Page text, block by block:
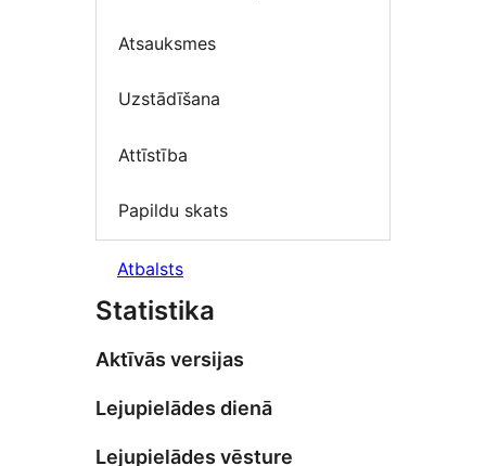
Atsauksmes
Uzstādīšana
Attīstība
Papildu skats
Atbalsts
Statistika
Aktīvās versijas
Lejupielādes dienā
Lejupielādes vēsture